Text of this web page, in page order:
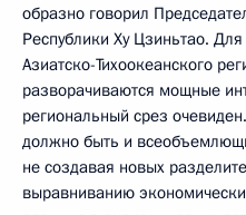
образно говорил
Республики Ху Цзиньтао.
Азиатско-Тихоокеанского
разворачиваются мощные
региональный срез
должно быть и
не создавая новых
выравниванию